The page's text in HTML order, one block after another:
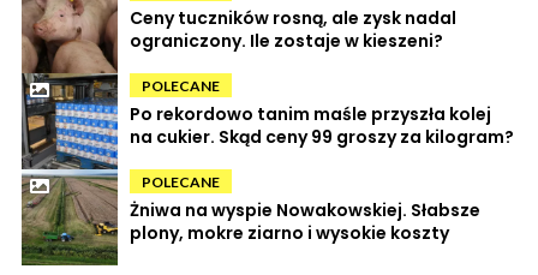
Ceny tuczników rosną, ale zysk nadal
ograniczony. Ile zostaje w kieszeni?
POLECANE
Po rekordowo tanim maśle przyszła kolej
na cukier. Skąd ceny 99 groszy za kilogram?
POLECANE
Żniwa na wyspie Nowakowskiej. Słabsze
plony, mokre ziarno i wysokie koszty